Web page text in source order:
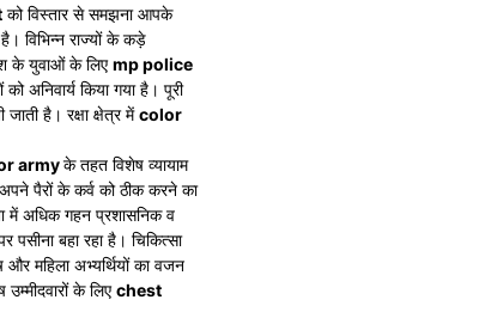
को विस्तार से समझना आपके
विभिन्न राज्यों के कड़े
के युवाओं के लिएmp police
अनिवार्य किया गया है। पूरी
है। रक्षा क्षेत्र मेंcolor
armyके तहत विशेष व्यायाम
पैरों के कर्व को ठीक करने का
में अधिक गहन प्रशासनिक व
बहा रहा है। चिकित्सा
महिला अभ्यर्थियों का वजन
के लिएchest